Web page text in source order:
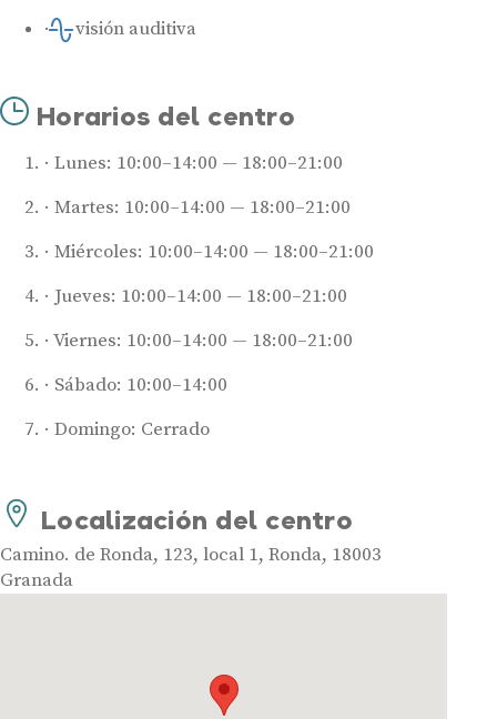
Revisión auditiva
Horarios del centro
Lunes: 10:00–14:00 — 18:00–21:00
Martes: 10:00–14:00 — 18:00–21:00
Miércoles: 10:00–14:00 — 18:00–21:00
Jueves: 10:00–14:00 — 18:00–21:00
Viernes: 10:00–14:00 — 18:00–21:00
Sábado: 10:00–14:00
Domingo: Cerrado
Localización del centro
Camino. de Ronda, 123, local 1, Ronda, 18003
Granada
Audífonos
Audífonos baratos
Audífonos invisibles
Audífonos recargables